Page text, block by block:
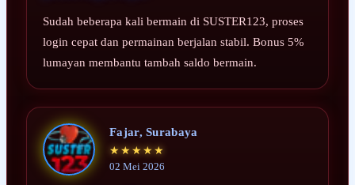
Sudah beberapa kali bermain di SUSTER123, proses
login cepat dan permainan berjalan stabil. Bonus 5%
lumayan membantu tambah saldo bermain.
Fajar, Surabaya
★★★★★
02 Mei 2026